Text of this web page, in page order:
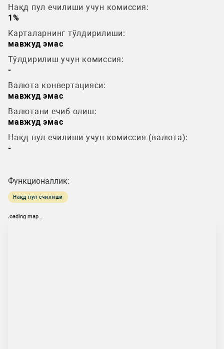
Нақд пул ечилиши учун комиссия:
1%
Карталарнинг тўлдирилиши:
мавжуд эмас
Тўлдирилиш учун комиссия:
-
Валюта конвертацияси:
мавжуд эмас
Валютани ечиб олиш:
мавжуд эмас
Нақд пул ечилиши учун комиссия (валюта):
-
Функционаллик:
Нақд пул ечилиши
loading map...